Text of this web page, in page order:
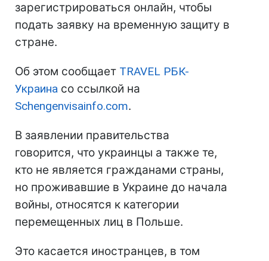
зарегистрироваться онлайн, чтобы
подать заявку на временную защиту в
стране.
Об этом сообщает TRAVEL РБК-
Украина со ссылкой на
Schengenvisainfo.com.
В заявлении правительства
говорится, что украинцы а также те,
кто не является гражданами страны,
но проживавшие в Украине до начала
войны, относятся к категории
перемещенных лиц в Польше.
Это касается иностранцев, в том